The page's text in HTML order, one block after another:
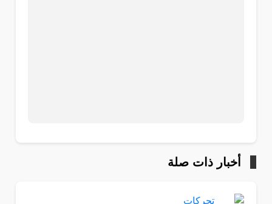
أخبار ذات صلة